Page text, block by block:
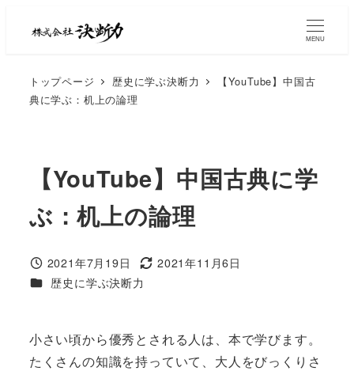
MENU
トップページ 歴史に学ぶ決断力
【YouTube】中国古
典に学ぶ：机上の論理
【YouTube】中国古典に学
ぶ：机上の論理
2021年7月19日
2021年11月6日
歴史に学ぶ決断力
小さい頃から優秀とされる人は、本で学びます。
たくさんの知識を持っていて、大人をびっくりさ